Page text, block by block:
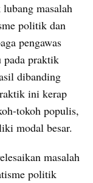
masalah
politik dan
pengawas
pada praktik
dibanding
ini kerap
tokoh populis,
modal besar.
masalah
politik